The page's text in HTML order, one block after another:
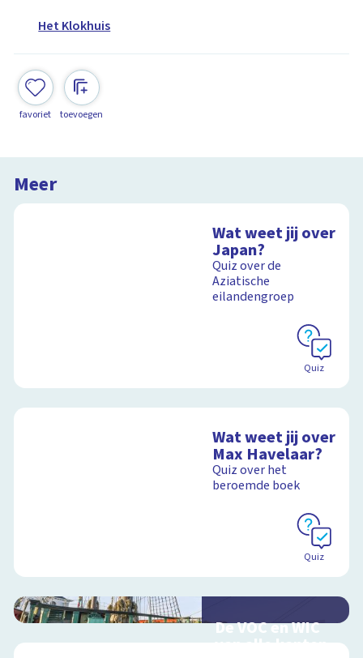
Het Klokhuis
favoriet toevoegen
Meer
Wat weet jij over
Japan?
Quiz over de
Aziatische
eilandengroep
Quiz
Wat weet jij over
Max Havelaar?
Quiz over het
beroemde boek
Quiz
De VOC en WIC
van alle kanten